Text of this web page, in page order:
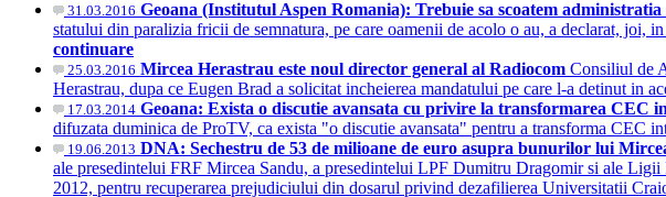
31.03.2016 Geoana (Institutul Aspen Romania): Trebuie sa scoatem
statului din paralizia fricii de semnatura, pe care oamenii de acolo o au, a declarat,
continuare
25.03.2016 Mircea Herastrau este noul director general al Radiocom Consiliul de
Herastrau, dupa ce Eugen Brad a solicitat incheierea mandatului pe care l-a detinut in
17.03.2014 Geoana: Exista o discutie avansata cu privire la transformarea CEC
difuzata duminica de ProTV, ca exista "o discutie avansata" pentru a transforma CEC
19.06.2013 DNA: Sechestru de 53 de milioane de euro asupra bunurilor lui
ale presedintelui FRF Mircea Sandu, a presedintelui LPF Dumitru Dragomir si ale
2012, pentru recuperarea prejudiciului din dosarul privind dezafilierea Universitatii